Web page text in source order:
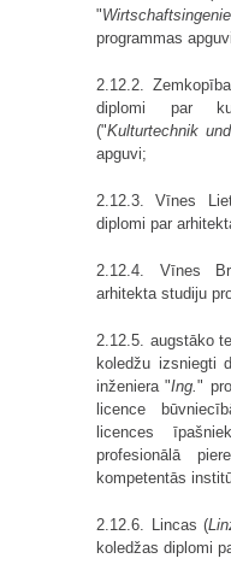
"
programmas
2.12.2.
diplomi par
("Kulturtechnik
apguvi;
2.12.3. Vīnes
diplomi par
2.12.4. Vīnes
arhitekta studiju
2.12.5. augstāko
koledžu izsniegti
inženiera "Ing."
licence
licences
profesionālā
kompetentās
2.12.6. Lincas (
koledžas diplomi